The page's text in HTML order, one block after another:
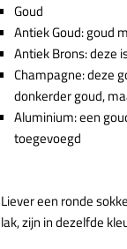
Goud
Antiek Goud: goud
Antiek Brons: deze
Champagne: deze
donkerder goud,
Aluminium: een
toegevoegd
Liever een ronde
lak, zijn in dezelfde